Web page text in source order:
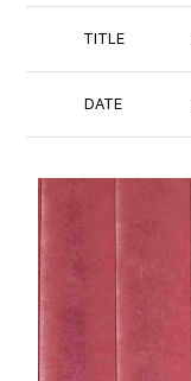
TITLE
DATE